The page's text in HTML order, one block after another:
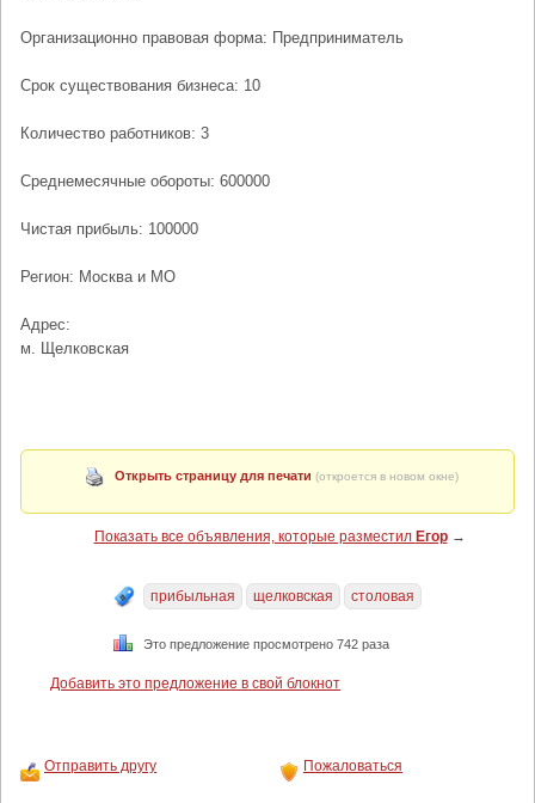
Организационно правовая форма: Предприниматель
Срок существования бизнеса: 10
Количество работников: 3
Среднемесячные обороты: 600000
Чистая прибыль: 100000
Регион: Москва и МО
Адрес:
м. Щелковская
Открыть страницу для печати (откроется в новом окне)
Показать все объявления, которые разместил Егор→
прибыльная щелковская столовая
Это предложение просмотрено 742 раза
Добавить это предложение в свой блокнот
Отправить другу Пожаловаться